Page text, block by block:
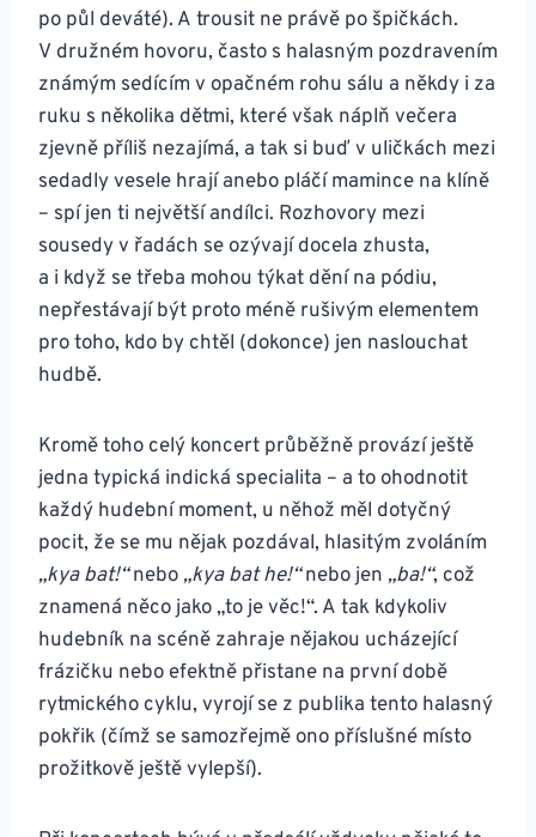
po půl deváté). A trousit ne právě po špičkách.
V družném hovoru, často s halasným pozdravením
známým sedícím v opačném rohu sálu a někdy i za
ruku s několika dětmi, které však náplň večera
zjevně příliš nezajímá, a tak si buď v uličkách mezi
sedadly vesele hrají anebo pláčí mamince na klíně
– spí jen ti největší andílci. Rozhovory mezi
sousedy v řadách se ozývají docela zhusta,
a i když se třeba mohou týkat dění na pódiu,
nepřestávají být proto méně rušivým elementem
pro toho, kdo by chtěl (dokonce) jen naslouchat
hudbě.
Kromě toho celý koncert průběžně provází ještě
jedna typická indická specialita – a to ohodnotit
každý hudební moment, u něhož měl dotyčný
pocit, že se mu nějak pozdával, hlasitým zvoláním
„kya bat!“nebo „kya bat he!“nebo jen „ba!“, což
znamená něco jako „to je věc!“. A tak kdykoliv
hudebník na scéně zahraje nějakou ucházející
frázičku nebo efektně přistane na první době
rytmického cyklu, vyrojí se z publika tento halasný
pokřik (čímž se samozřejmě ono příslušné místo
prožitkově ještě vylepší).